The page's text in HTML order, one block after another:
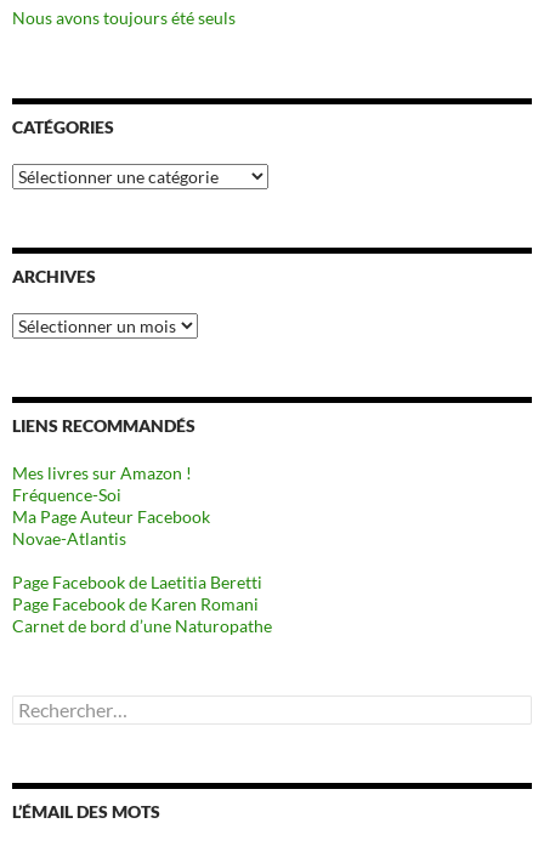
Nous avons toujours été seuls
CATÉGORIES
Catégories
ARCHIVES
Archives
LIENS RECOMMANDÉS
Mes livres sur Amazon !
Fréquence-Soi
Ma Page Auteur Facebook
Novae-Atlantis
Page Facebook de Laetitia Beretti
Page Facebook de Karen Romani
Carnet de bord d’une Naturopathe
Rechercher :
L’ÉMAIL DES MOTS